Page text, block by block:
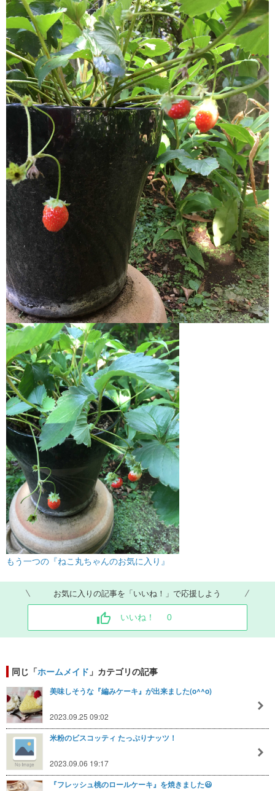
もう一つの『ねこ丸ちゃんのお気に入り』
お気に入りの記事を「いいね！」で応援しよう
いいね！ 0
同じ「ホームメイド 」カテゴリの記事
美味しそうな『編みケーキ』が出来ました(o^^o)
2023.09.25 09:02
米粉のビスコッティ たっぷりナッツ！
2023.09.06 19:17
『フレッシュ桃のロールケーキ』を焼きました😃